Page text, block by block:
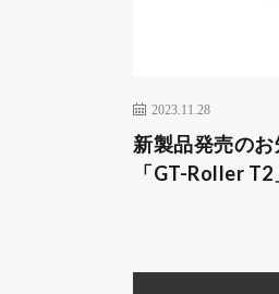
2023.11.28
新製品発売のお
「GT-Roller T2